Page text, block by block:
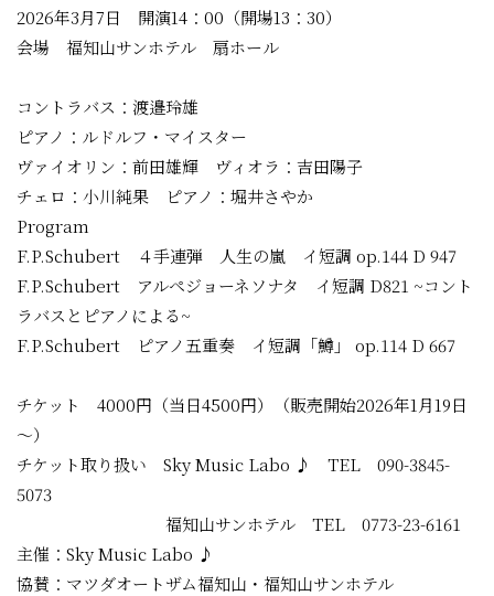
2026年3月7日 開演14：00（開場13：30）
会場 福知山サンホテル 扇ホール
コントラバス：渡邉玲雄
ピアノ：ルドルフ・マイスター
ヴァイオリン：前田雄輝 ヴィオラ：吉田陽子
チェロ：小川純果 ピアノ：堀井さやか
Program
F.P.Schubert ４手連弾 人生の嵐 イ短調 op.144 D 947
F.P.Schubert アルペジョーネソナタ イ短調 D821 ~コント
ラバスとピアノによる~
F.P.Schubert ピアノ五重奏 イ短調「鱒」 op.114 D 667
チケット 4000円（当日4500円）（販売開始2026年1月19日
～）
チケット取り扱い Sky Music Labo ♪ TEL 090-3845-
5073
福知山サンホテル TEL 0773-23-6161
主催：Sky Music Labo ♪
協賛：マツダオートザム福知山・福知山サンホテル